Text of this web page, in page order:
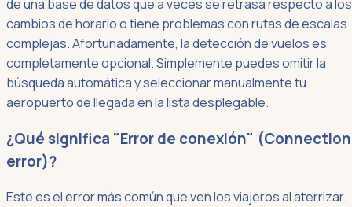
de una base de datos que a veces se retrasa respecto a los
cambios de horario o tiene problemas con rutas de escalas
complejas. Afortunadamente, la detección de vuelos es
completamente opcional. Simplemente puedes omitir la
búsqueda automática y seleccionar manualmente tu
aeropuerto de llegada en la lista desplegable.
¿Qué significa "Error de conexión" (Connection
error)?
Este es el error más común que ven los viajeros al aterrizar.